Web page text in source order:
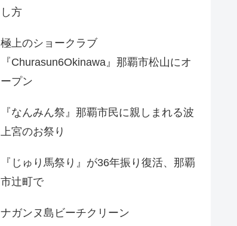
し方
極上のショークラブ
『Churasun6Okinawa』那覇市松山にオ
ープン
『なんみん祭』那覇市民に親しまれる波
上宮のお祭り
『じゅり馬祭り』が36年振り復活、那覇
市辻町で
ナガンヌ島ビーチクリーン